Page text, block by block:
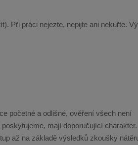
Při práci nejezte, nepijte ani nekuřte.
početné a odlišné, ověření všech není
mají doporučující charakter.
až na základě výsledků zkoušky